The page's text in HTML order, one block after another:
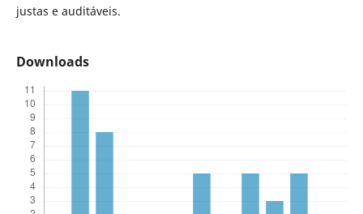
justas e auditáveis.
Downloads